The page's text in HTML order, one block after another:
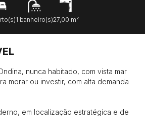
1 banheiro(s)27,00 m²
nunca habitado, com vista mar
morar ou investir, com alta demanda
em localização estratégica e de